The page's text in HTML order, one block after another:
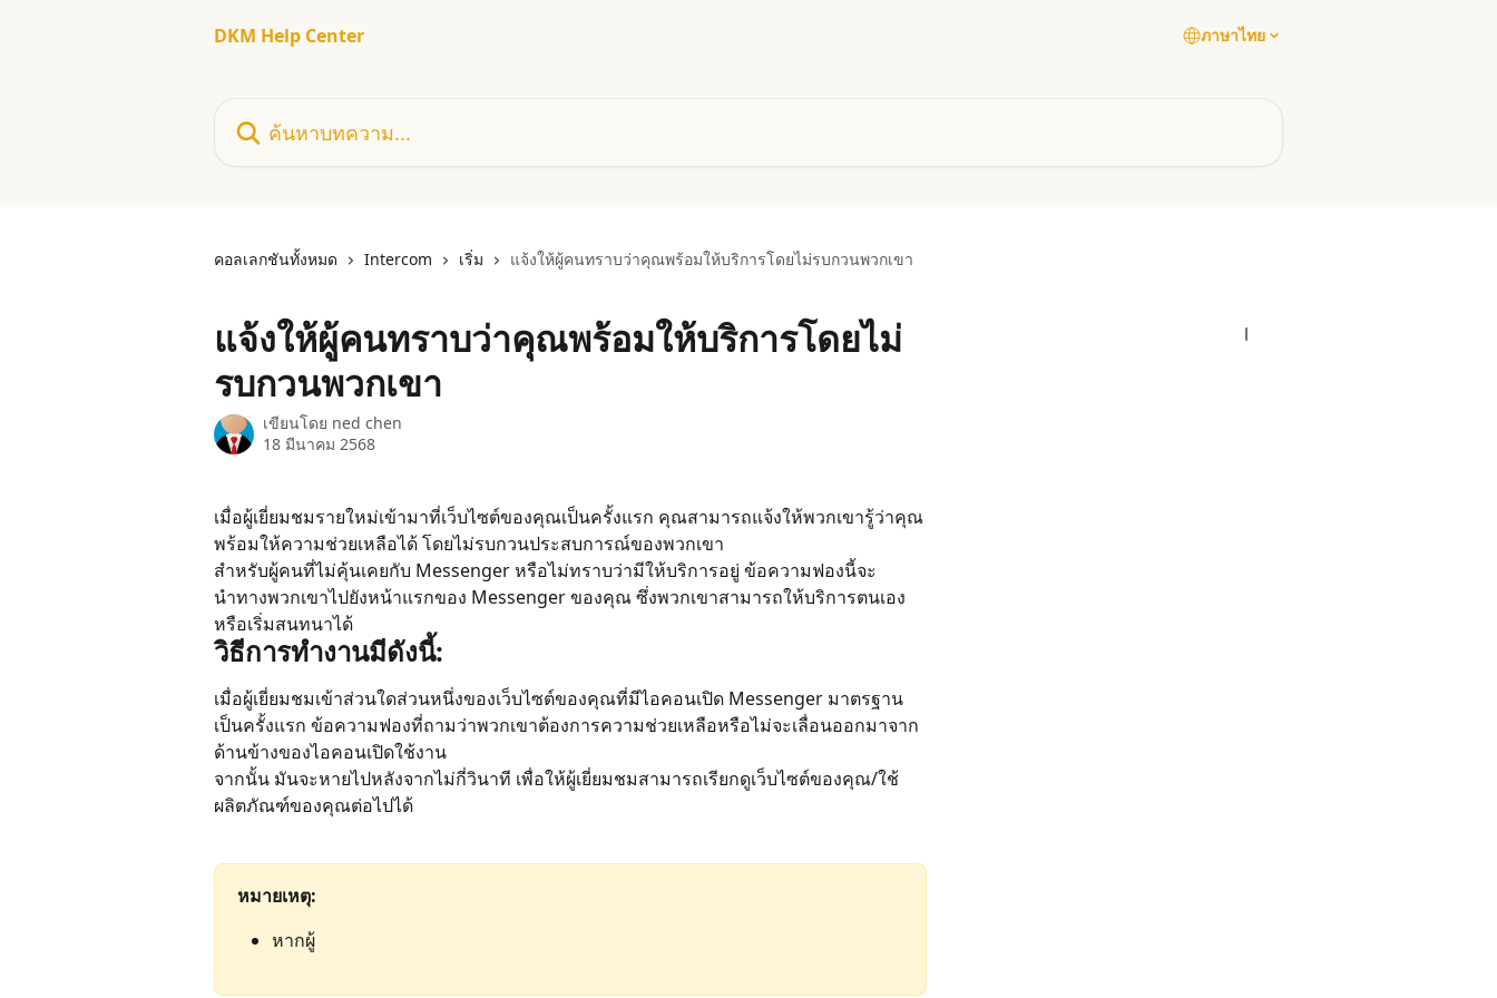
DKM Help Center
ภาษาไทย
คอลเลกชันทั้งหมด Intercom เริ่ม แจ้งให้ผู้คนทราบว่าคุณพร้อมให้บริการโดยไม่รบกวนพวกเขา
แจ้งให้ผู้คนทราบว่าคุณพร้อมให้บริการโดยไม่
รบกวนพวกเขา
เขียนโดย ned chen
18 มีนาคม 2568
เมื่อผู้เยี่ยมชมรายใหม่เข้ามาที่เว็บไซต์ของคุณเป็นครั้งแรก คุณสามารถแจ้งให้พวกเขารู้ว่าคุณ
พร้อมให้ความช่วยเหลือได้ โดยไม่รบกวนประสบการณ์ของพวกเขา
สำหรับผู้คนที่ไม่คุ้นเคยกับ Messenger หรือไม่ทราบว่ามีให้บริการอยู่ ข้อความฟองนี้จะ
นำทางพวกเขาไปยังหน้าแรกของ Messenger ของคุณ ซึ่งพวกเขาสามารถให้บริการตนเอง
หรือเริ่มสนทนาได้
วิธีการทำงานมีดังนี้:
เมื่อผู้เยี่ยมชมเข้าส่วนใดส่วนหนึ่งของเว็บไซต์ของคุณที่มีไอคอนเปิด Messenger มาตรฐาน
เป็นครั้งแรก ข้อความฟองที่ถามว่าพวกเขาต้องการความช่วยเหลือหรือไม่จะเลื่อนออกมาจาก
ด้านข้างของไอคอนเปิดใช้งาน
จากนั้น มันจะหายไปหลังจากไม่กี่วินาที เพื่อให้ผู้เยี่ยมชมสามารถเรียกดูเว็บไซต์ของคุณ/ใช้
ผลิตภัณฑ์ของคุณต่อไปได้
หมายเหตุ:
หากผู้